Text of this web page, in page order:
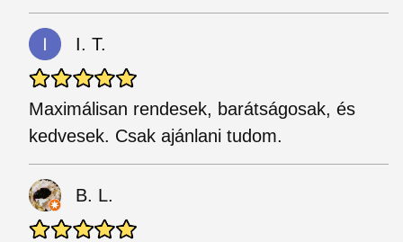
I. T.
Maximálisan rendesek, barátságosak, és
kedvesek. Csak ajánlani tudom.
B. L.